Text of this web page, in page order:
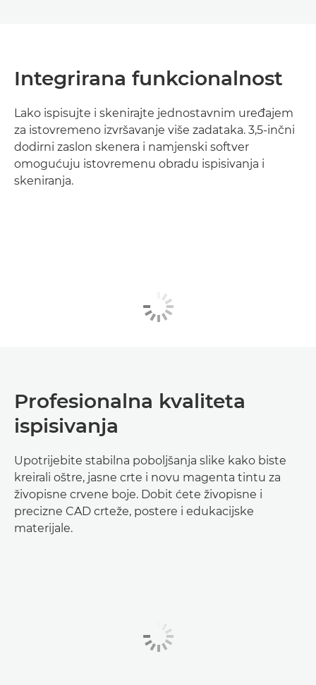
Integrirana funkcionalnost
Lako ispisujte i skenirajte jednostavnim uređajem
za istovremeno izvršavanje više zadataka. 3,5-inčni
dodirni zaslon skenera i namjenski softver
omogućuju istovremenu obradu ispisivanja i
skeniranja.
Profesionalna kvaliteta
ispisivanja
Upotrijebite stabilna poboljšanja slike kako biste
kreirali oštre, jasne crte i novu magenta tintu za
živopisne crvene boje. Dobit ćete živopisne i
precizne CAD crteže, postere i edukacijske
materijale.